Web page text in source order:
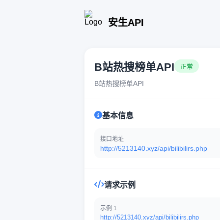
安生API
B站热搜榜单API 正常
B站热搜榜单API
基本信息
接口地址
http://5213140.xyz/api/bilibilirs.php
请求示例
示例 1
http://5213140.xyz/api/bilibilirs.php